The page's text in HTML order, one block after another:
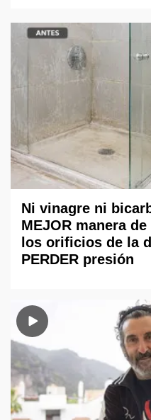
Ni vinagre ni
MEJOR manera
los orificios de la
PERDER presión